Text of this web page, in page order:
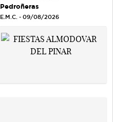
Pedroñeras
E.M.C. - 09/08/2026